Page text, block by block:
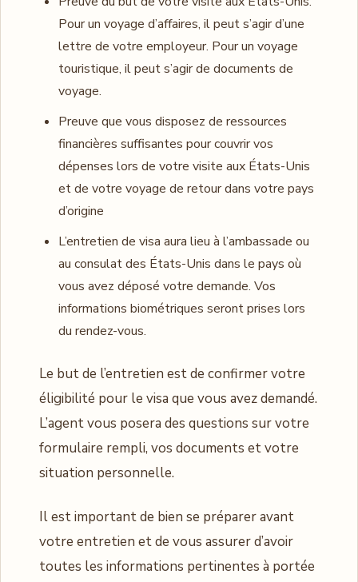
Pour un voyage d’affaires, il peut s’agir d’une
lettre de votre employeur. Pour un voyage
touristique, il peut s’agir de documents de
voyage.
Preuve que vous disposez de ressources
financières suffisantes pour couvrir vos
dépenses lors de votre visite aux États-Unis
et de votre voyage de retour dans votre pays
d’origine
L’entretien de visa aura lieu à l’ambassade ou
au consulat des États-Unis dans le pays où
vous avez déposé votre demande. Vos
informations biométriques seront prises lors
du rendez-vous.
Le but de l’entretien est de confirmer votre
éligibilité pour le visa que vous avez demandé.
L’agent vous posera des questions sur votre
formulaire rempli, vos documents et votre
situation personnelle.
Il est important de bien se préparer avant
votre entretien et de vous assurer d’avoir
toutes les informations pertinentes à portée